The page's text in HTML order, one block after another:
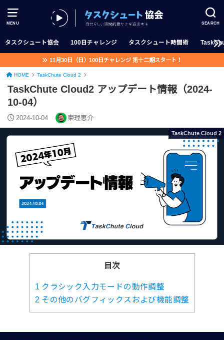
MENU SEARCH
タスクシュート協会 100日チャレンジ タスクシュート時間術
11月30日（日）100日チャレンジ 第十二期スタート！
HOME TaskChute Cloud 2
TaskChute Cloud2 アップデート情報（2024-
10-04）
2024-10-04 柬理恵介
TaskChute Cloud 2
目次
1 クラシック入力モードの動作調整
2 その他のバグフィックスおよび機能調整